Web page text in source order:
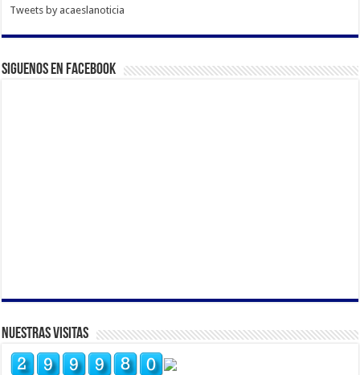
Tweets by acaeslanoticia
Siguenos en Facebook
Nuestras Visitas